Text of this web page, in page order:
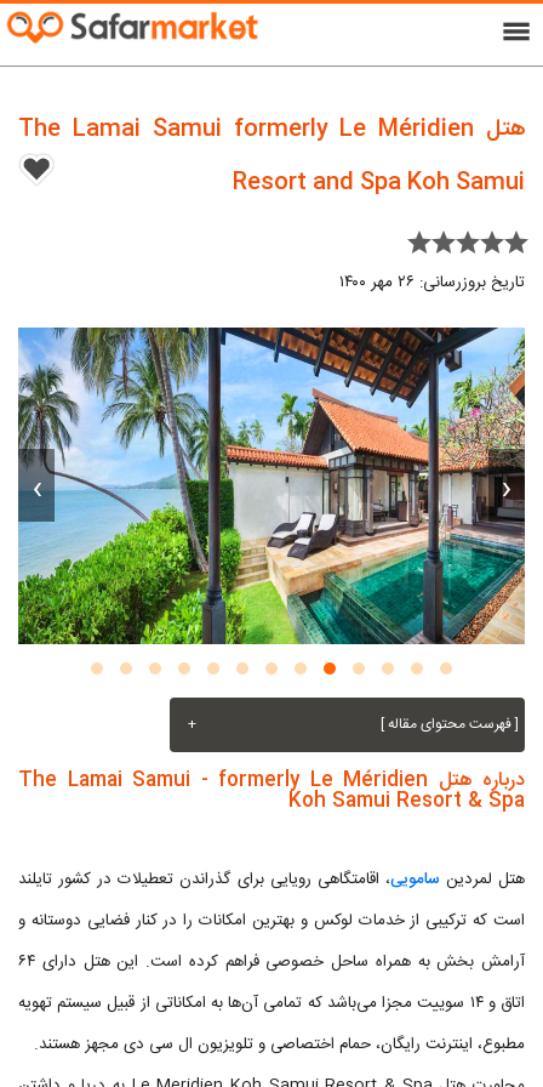
menu
هتل The Lamai Samui formerly Le Méridien
Resort and Spa Koh Samui
star star star star star
تاریخ بروزرسانی: ۲۶ مهر ۱۴۰۰
‹
›
[ فهرست محتوای مقاله ] +
درباره هتل The Lamai Samui - formerly Le Méridien
Koh Samui Resort & Spa
هتل لمردین سامویی، اقامتگاهی رویایی برای گذراندن تعطیلات در کشور تایلند
است که ترکیبی از خدمات لوکس و بهترین امکانات را در کنار فضایی دوستانه و
آرامش بخش به همراه ساحل خصوصی فراهم کرده است. این هتل دارای ۶۴
اتاق و ۱۴ سوییت مجزا می‌باشد که تمامی آن‌ها به امکاناتی از قبیل سیستم تهویه
مطبوع، اینترنت رایگان، حمام اختصاصی و تلویزیون ال سی دی مجهز هستند.